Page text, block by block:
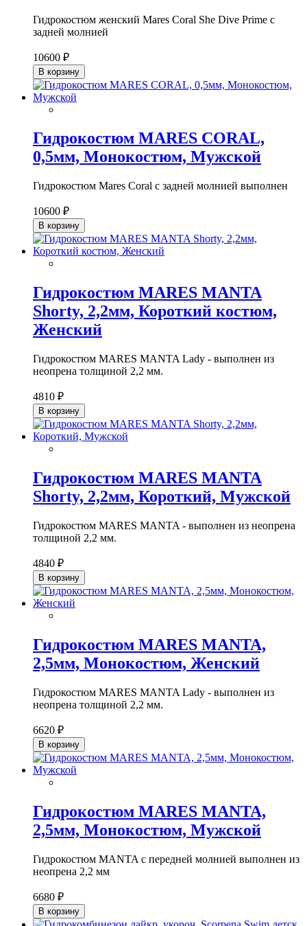
Гидрокостюм женский Mares Coral She Dive Prime с
задней молнией
10600 ₽
В корзину
Гидрокостюм MARES CORAL,
0,5мм, Монокостюм, Мужской
Гидрокостюм Mares Coral с задней молнией выполнен
10600 ₽
В корзину
Гидрокостюм MARES MANTA
Shorty, 2,2мм, Короткий костюм,
Женский
Гидрокостюм MARES MANTA Lady - выполнен из
неопрена толщиной 2,2 мм.
4810 ₽
В корзину
Гидрокостюм MARES MANTA
Shorty, 2,2мм, Короткий, Мужской
Гидрокостюм MARES MANTA - выполнен из неопрена
толщиной 2,2 мм.
4840 ₽
В корзину
Гидрокостюм MARES MANTA,
2,5мм, Монокостюм, Женский
Гидрокостюм MARES MANTA Lady - выполнен из
неопрена толщиной 2,2 мм.
6620 ₽
В корзину
Гидрокостюм MARES MANTA,
2,5мм, Монокостюм, Мужской
Гидрокостюм MANTA с передней молнией выполнен из
неопрена 2,2 мм
6680 ₽
В корзину